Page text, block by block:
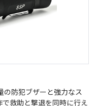
ップ
防犯ブザーと強力なス
救助と撃退を同時に行え